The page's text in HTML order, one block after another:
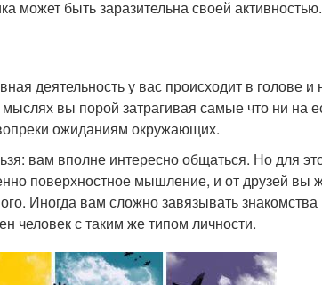
может быть заразительна своей активностью.
деятельность у вас происходит в голове
вы порой затрагивая самые что ни на
ожиданиям окружающих.
вам вполне интересно общаться. Но для
поверхностное мышление, и от друзей вы
Иногда вам сложно завязывать
человек с таким же типом личности.